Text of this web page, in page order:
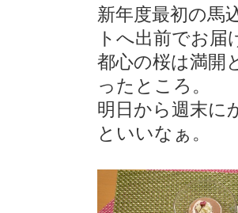
新年度最初の馬
トへ出前でお届
都心の桜は満開
ったところ。
明日から週末に
といいなぁ。